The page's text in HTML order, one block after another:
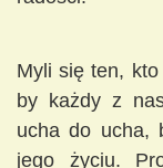
Myli się ten, kto
by każdy z
ucha do ucha,
jego życiu.